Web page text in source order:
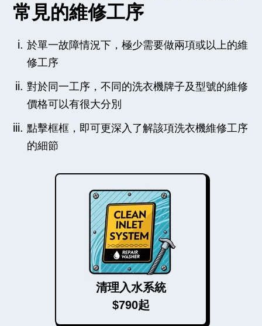
常見的維修工序
於單一故障情況下，極少需要做兩項或以上的維
修工序
對於同一工序，不同的洗衣機牌子及型號的維修
價格可以有很大分別
點擊框框，即可更深入了解該項洗衣機維修工序
的細節
清理入水系統
$790起